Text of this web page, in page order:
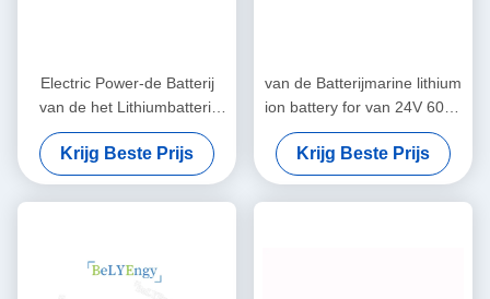
Electric Power-de Batterij
van de het Lithiumbatterij
24V 30Ah LiFePO4 van
Systeemtelecommunicatie
Krijg Beste Prijs
van de Batterijmarine lithium
ion battery for van 24V 60Ah
LiFePO4 de
Telecommunicatietorens
Krijg Beste Prijs